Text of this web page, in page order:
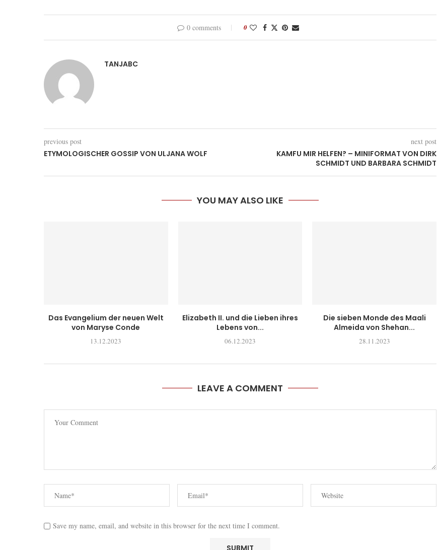
0 comments 0
TANJABC
previous post
ETYMOLOGISCHER GOSSIP VON ULJANA WOLF
next post
KAMFU MIR HELFEN? – MINIFORMAT VON DIRK
SCHMIDT UND BARBARA SCHMIDT
YOU MAY ALSO LIKE
Das Evangelium der neuen Welt
von Maryse Conde
13.12.2023
Elizabeth II. und die Lieben ihres
Lebens von...
06.12.2023
Die sieben Monde des Maali
Almeida von Shehan...
28.11.2023
LEAVE A COMMENT
Save my name, email, and website in this browser for the next time I comment.